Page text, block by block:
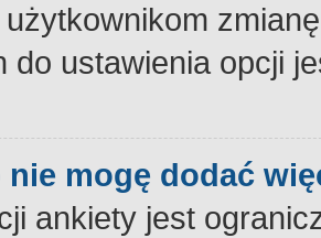
do ustawienia opcji
nie mogę dodać
ankiety jest